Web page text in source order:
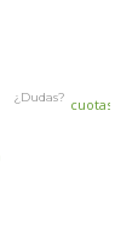
¿Dudas? cuotas